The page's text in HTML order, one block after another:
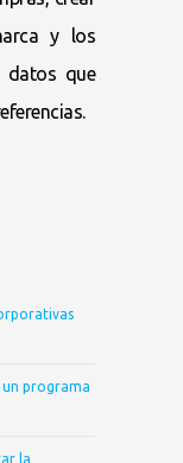
y los
datos que
un programa
la